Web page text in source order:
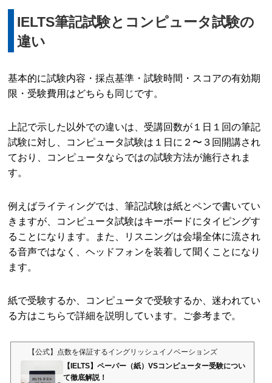
IELTS筆記試験とコンピュータ試験の
違い
基本的に試験内容・採点基準・試験時間・スコアの有効期
限・受験費用はどちらも同じです。
上記で示した以外での違いは、受講回数が１日１回の筆記
試験に対し、コンピュータ試験は１日に２〜３回開講され
ており、コンピュータならではの試験方法が施行されま
す。
例えばライティングでは、筆記試験は紙とペンで書いてい
きますが、コンピュータ試験はキーボードにタイピングす
ることになります。また、リスニングは会場全体に流され
る音声ではなく、ヘッドフォンを装着して聞くことになり
ます。
紙で受験するか、コンピュータで受験するか、迷われてい
る方はこちらで詳細を説明しています。ご参考まで。
【公式】点数を保証するイングリッシュイノベーションズ
【IELTS】ペーパー（紙）VSコンピューター受験につい
て徹底解説！